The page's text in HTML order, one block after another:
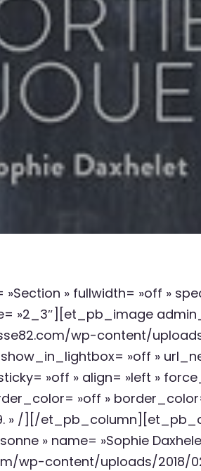
» fullwidth= »off »
»2_3″][et_pb_image
wp-content/
»off »
»off » align= »left »
»off »
» /][/
» name= »Sophie
wp-content/uploads/